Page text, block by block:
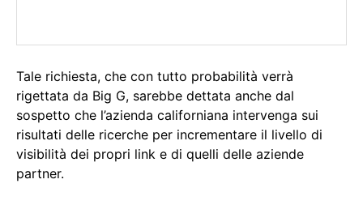
Tale richiesta, che con tutto probabilità verrà
rigettata da Big G, sarebbe dettata anche dal
sospetto che l’azienda californiana intervenga sui
risultati delle ricerche per incrementare il livello di
visibilità dei propri link e di quelli delle aziende
partner.